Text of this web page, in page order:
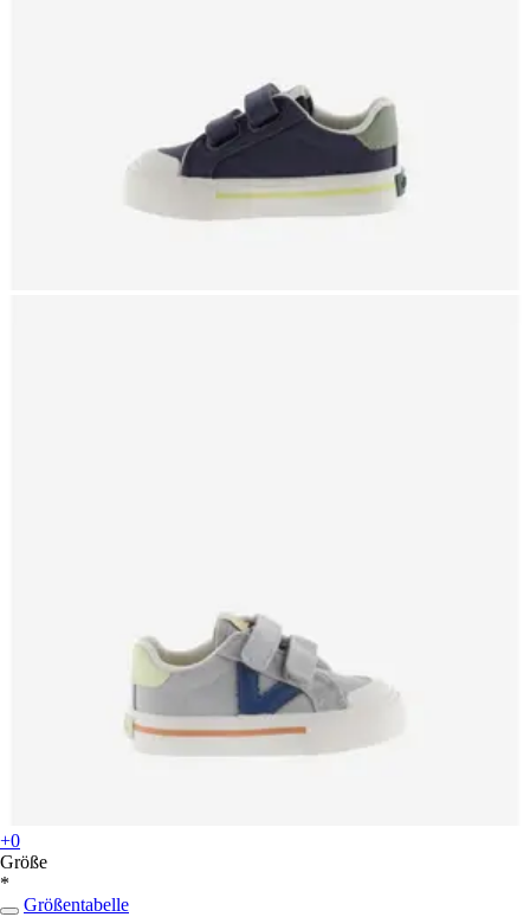
+0
Größe
*
Größentabelle